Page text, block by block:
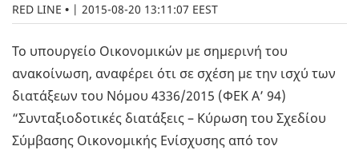
RED LINE | 2015-08-20 13:11:07 EEST
To υπουργείο Οικονομικών με σημερινή του
ανακοίνωση, αναφέρει ότι σε σχέση με την ισχύ των
διατάξεων του Νόμου 4336/2015 (ΦΕΚ Α’ 94)
“Συνταξιοδοτικές διατάξεις – Κύρωση του Σχεδίου
Σύμβασης Οικονομικής Ενίσχυσης από τον